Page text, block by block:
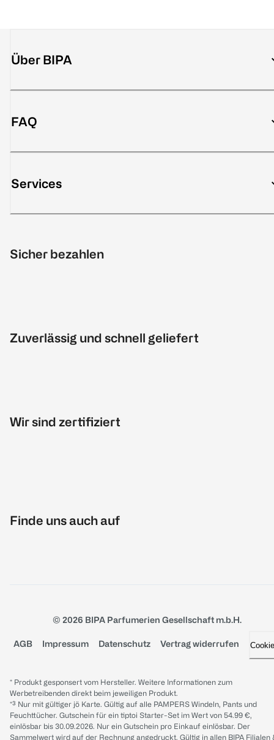
Über BIPA
FAQ
Services
Sicher bezahlen
Zuverlässig und schnell geliefert
Wir sind zertifiziert
Finde uns auch auf
© 2026 BIPA Parfumerien Gesellschaft m.b.H.
AGB Impressum Datenschutz Vertrag widerrufen
* Produkt gesponsert vom Hersteller. Weitere Informationen zum
Werbetreibenden direkt beim jeweiligen Produkt.
*³ Nur mit gültiger jö Karte. Gültig auf alle PAMPERS Windeln, Pants und
Feuchttücher. Gutschein für ein tiptoi Starter-Set im Wert von 54.99 €,
einlösbar bis 30.09.2026. Nur ein Gutschein pro Einkauf einlösbar. Der
Sammelwert wird auf der Rechnung angedruckt. Gültig in allen BIPA Filialen